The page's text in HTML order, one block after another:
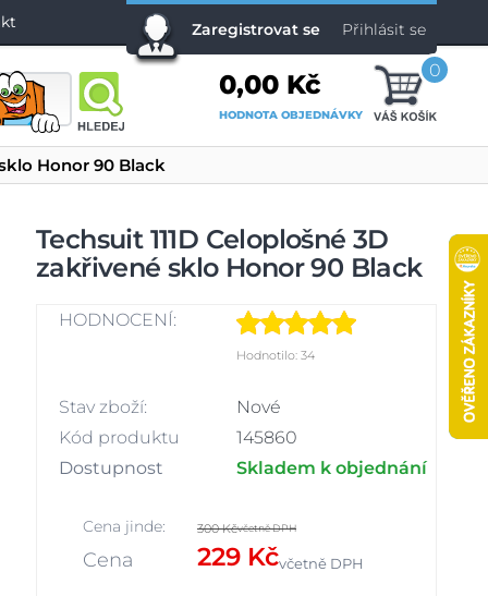
Zaregistrovat se Přihlásit se
0,00 Kč
HODNOTA OBJEDNÁVKY
0
Honor 90 Black
Techsuit 111D Celoplošné 3D
zakřivené sklo Honor 90 Black
HODNOCENÍ:
Hodnotilo: 34
Stav zboží:
Nové
Kód produktu
145860
Dostupnost
Skladem k objednání
Cena jinde: 300 Kčvčetně DPH
Cena 229 Kčvčetně DPH